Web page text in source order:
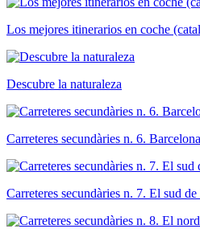
Los mejores itinerarios en coche
Descubre la naturaleza
Carreteres secundàries n. 6.
Carreteres secundàries n. 7. El sud